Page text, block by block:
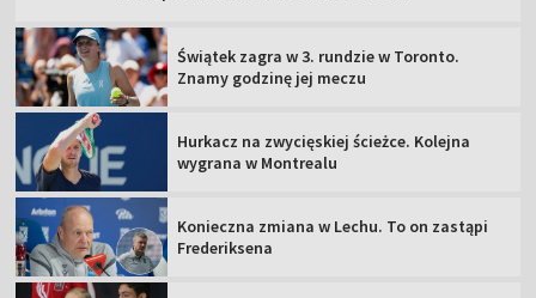
Świątek zagra w 3. rundzie w Toronto.
Znamy godzinę jej meczu
Hurkacz na zwycięskiej ścieżce. Kolejna
wygrana w Montrealu
Konieczna zmiana w Lechu. To on zastąpi
Frederiksena